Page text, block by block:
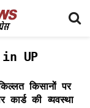
UP
किसानों पर
की व्यवस्था